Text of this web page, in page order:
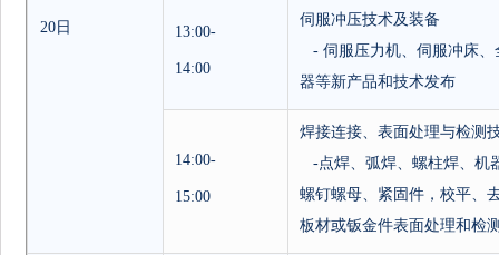
20日 13:00-
14:00
伺服冲压技术及装备
-伺服压力机、伺服冲床
器等新产品和技术发布
14:00-
15:00
焊接连接、表面处理与检测
-点焊、弧焊、螺柱焊、机
螺钉螺母、紧固件，校平、
板材或钣金件表面处理和检